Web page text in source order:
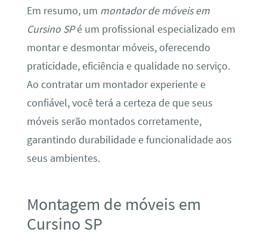
Em resumo, um montador de móveis em
Cursino SPé um profissional especializado em
montar e desmontar móveis, oferecendo
praticidade, eficiência e qualidade no serviço.
Ao contratar um montador experiente e
confiável, você terá a certeza de que seus
móveis serão montados corretamente,
garantindo durabilidade e funcionalidade aos
seus ambientes.
Montagem de móveis em
Cursino SP